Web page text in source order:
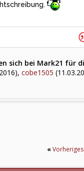
sich bei Mark21 für
cobe1505
«